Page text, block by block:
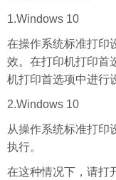
1.Windows 10
在操作系统标准打印
效。在打印机打印首
机打印首选项中进行
2.Windows 10
从操作系统标准打印
执行。
在这种情况下，请打